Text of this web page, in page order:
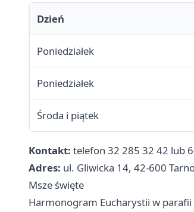
Dzień
Poniedziałek
Poniedziałek
Środa i piątek
Kontakt: telefon 32 285 32 42 lub
Adres: ul. Gliwicka 14, 42-600
Msze święte
Harmonogram Eucharystii w